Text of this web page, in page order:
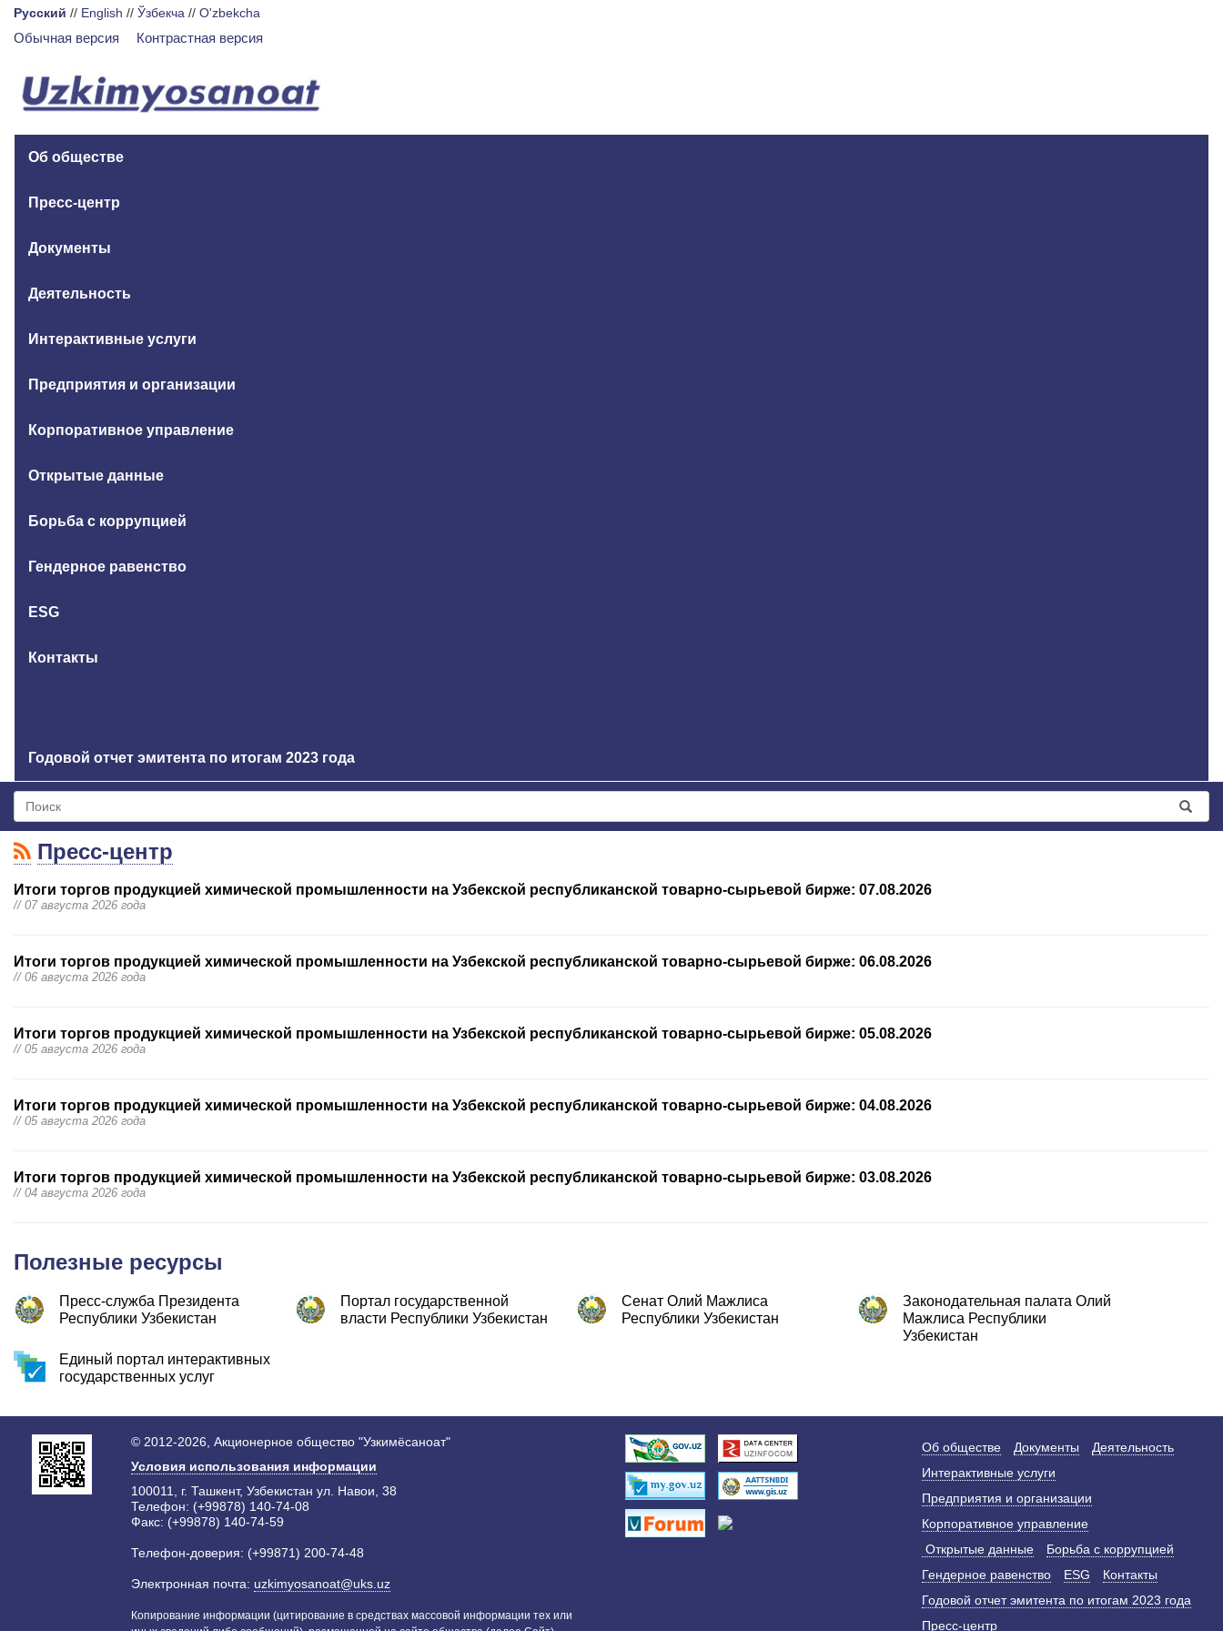
Русский // English // Ўзбекча // O'zbekcha
Обычная версия Контрастная версия
Об обществе
Пресс-центр
Документы
Деятельность
Интерактивные услуги
Предприятия и организации
Корпоративное управление
Открытые данные
Борьба с коррупцией
Гендерное равенство
ESG
Контакты
Годовой отчет эмитента по итогам 2023 года
Пресс-центр
Итоги торгов продукцией химической промышленности на Узбекской республиканской товарно-сырьевой бирже: 07.08.2026
// 07 августа 2026 года
Итоги торгов продукцией химической промышленности на Узбекской республиканской товарно-сырьевой бирже: 06.08.2026
// 06 августа 2026 года
Итоги торгов продукцией химической промышленности на Узбекской республиканской товарно-сырьевой бирже: 05.08.2026
// 05 августа 2026 года
Итоги торгов продукцией химической промышленности на Узбекской республиканской товарно-сырьевой бирже: 04.08.2026
// 05 августа 2026 года
Итоги торгов продукцией химической промышленности на Узбекской республиканской товарно-сырьевой бирже: 03.08.2026
// 04 августа 2026 года
Полезные ресурсы
Пресс-служба Президента
Республики Узбекистан
Портал государственной
власти Республики Узбекистан
Сенат Олий Мажлиса
Республики Узбекистан
Законодательная палата Олий
Мажлиса Республики
Узбекистан
Единый портал интерактивных
государственных услуг
© 2012-2026, Акционерное общество "Узкимёсаноат"
Условия использования информации
100011, г. Ташкент, Узбекистан ул. Навои, 38
Телефон: (+99878) 140-74-08
Факс: (+99878) 140-74-59
Телефон-доверия: (+99871) 200-74-48
Электронная почта: uzkimyosanoat@uks.uz
Копирование информации (цитирование в средствах массовой информации тех или
Об обществе Документы
Деятельность
Интерактивные услуги
Предприятия и организации
Корпоративное управление
Открытые данные
Борьба с коррупцией
Гендерное равенство
ESG
Контакты
Годовой отчет эмитента по итогам 2023 года
Пресс-центр